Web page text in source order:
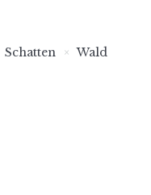
Schatten
Wald